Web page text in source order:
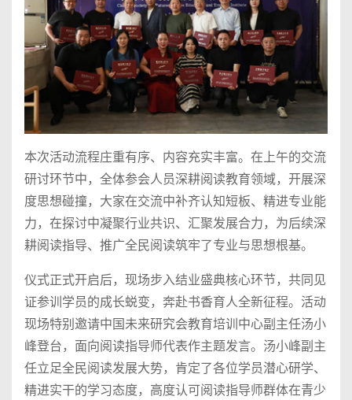
本次活动流程庄重有序、内容充实丰富。在上午的交流
研讨环节中，全体参会人员深耕阅读教育领域，开展深
度思想碰撞，大家在交流中补齐认知短板、精进专业能
力，在探讨中凝聚行业共识、汇聚发展合力，为后续深
耕阅读指导、推广全民阅读筑牢了专业与思想根基。
仪式正式开启后，现场步入结业盛典核心环节，共同见
证参训学员的成长蜕变，奔赴书香育人全新征程。活动
现场特别邀请中国未来研究会教育培训中心副主任汤小
峰登台，面向阅读指导师代表作主题发言。汤小峰副主
任立足全民阅读发展大势，肯定了各位学员潜心研学、
精进实干的学习态度，高度认可阅读指导师群体在青少